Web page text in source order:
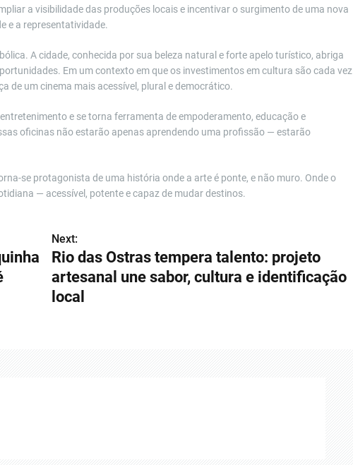
a visibilidade das produções locais e incentivar o surgimento de uma nova
e a representatividade.
A cidade, conhecida por sua beleza natural e forte apelo turístico, abriga
Em um contexto em que os investimentos em cultura são cada vez
de um cinema mais acessível, plural e democrático.
e se torna ferramenta de empoderamento, educação e
oficinas não estarão apenas aprendendo uma profissão — estarão
se protagonista de uma história onde a arte é ponte, e não muro. Onde o
— acessível, potente e capaz de mudar destinos.
Next:
Rio das Ostras tempera talento: projeto
artesanal une sabor, cultura e identificação
local